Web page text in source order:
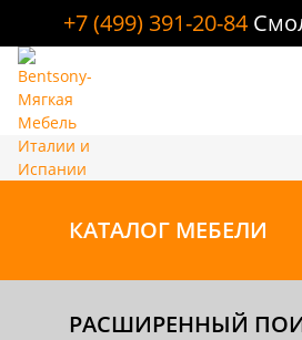
+7 (499) 391-20-84
КАТАЛОГ МЕБЕЛИ
РАСШИРЕННЫЙ